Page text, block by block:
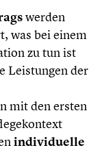
werden
was bei einem
zu tun ist
Leistungen der
mit den ersten
individuelle